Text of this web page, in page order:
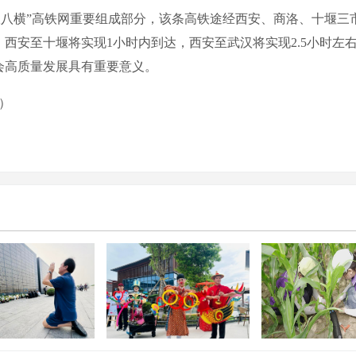
高铁网重要组成部分，该条高铁途经西安、商洛、十堰三
安至十堰将实现1小时内到达，西安至武汉将实现2.5小时左
质量发展具有重要意义。